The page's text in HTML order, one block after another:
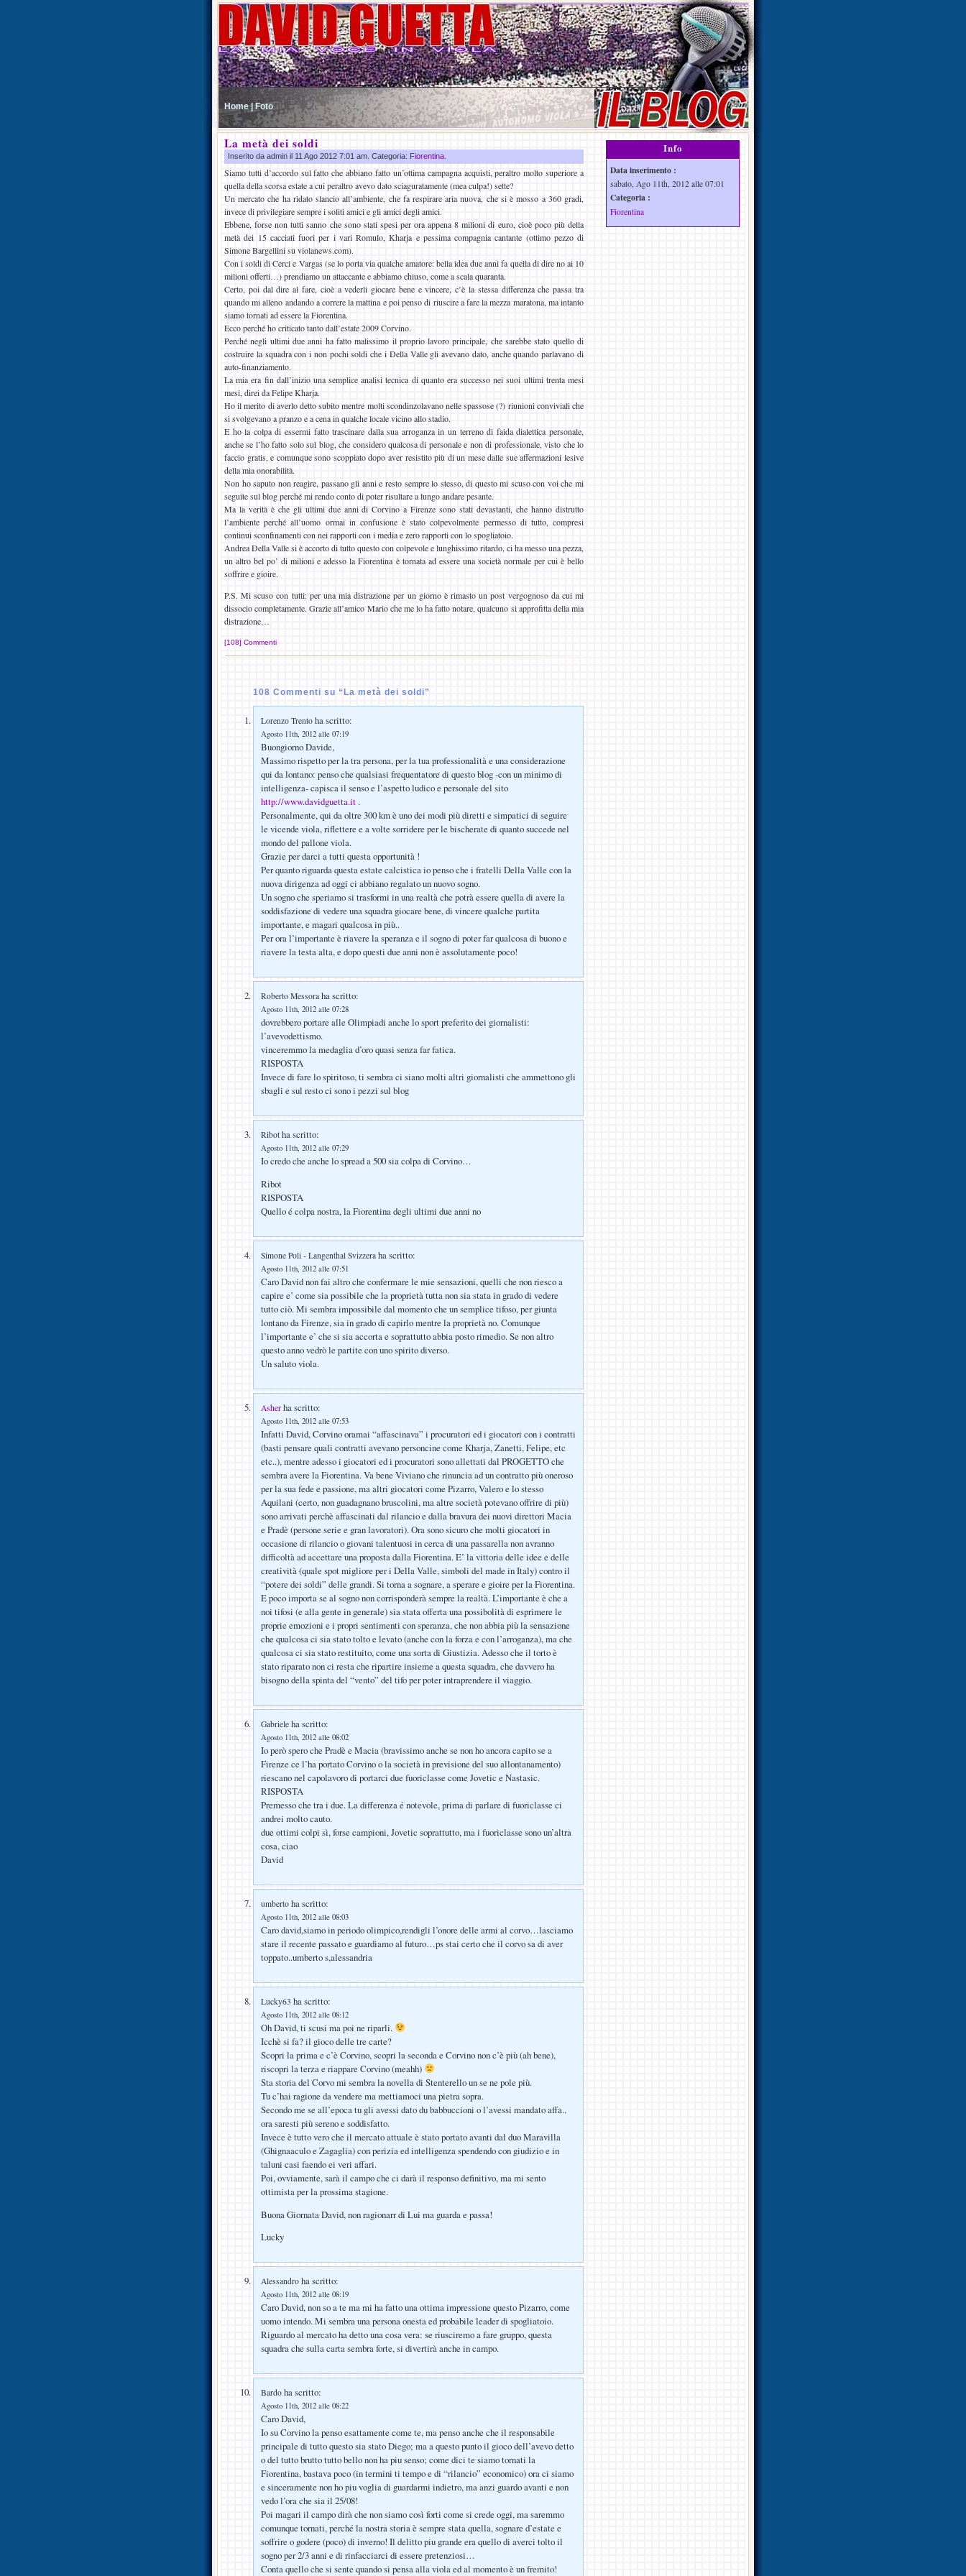
Home | Foto
La metà dei soldi
Inserito da admin il 11 Ago 2012 7:01 am. Categoria: Fiorentina
Siamo tutti d’accordo sul fatto che abbiano fatto un’ottima campagna acquisti, peraltro molto superiore a
quella della scorsa estate a cui peraltro avevo dato sciaguratamente (mea culpa!) sette?
Un mercato che ha ridato slancio all’ambiente, che fa respirare aria nuova, che si è mosso a 360 gradi,
invece di privilegiare sempre i soliti amici e gli amici degli amici.
Ebbene, forse non tutti sanno che sono stati spesi per ora appena 8 milioni di euro, cioè poco più della
metà dei 15 cacciati fuori per i vari Romulo, Kharja e pessima compagnia cantante (ottimo pezzo di
Simone Bargellini su violanews.com).
Con i soldi di Cerci e Vargas (se lo porta via qualche amatore: bella idea due anni fa quella di dire no ai 10
milioni offerti…) prendiamo un attaccante e abbiamo chiuso, come a scala quaranta.
Certo, poi dal dire al fare, cioè a vederli giocare bene e vincere, c’è la stessa differenza che passa tra
quando mi alleno andando a correre la mattina e poi penso di riuscire a fare la mezza maratona, ma intanto
siamo tornati ad essere la Fiorentina.
Ecco perché ho criticato tanto dall’estate 2009 Corvino.
Perché negli ultimi due anni ha fatto malissimo il proprio lavoro principale, che sarebbe stato quello di
costruire la squadra con i non pochi soldi che i Della Valle gli avevano dato, anche quando parlavano di
auto-finanziamento.
La mia era fin dall’inizio una semplice analisi tecnica di quanto era successo nei suoi ultimi trenta mesi
mesi, direi da Felipe Kharja.
Ho il merito di averlo detto subito mentre molti scondinzolavano nelle spassose (?) riunioni conviviali che
si svolgevano a pranzo e a cena in qualche locale vicino allo stadio.
E ho la colpa di essermi fatto trascinare dalla sua arroganza in un terreno di faida dialettica personale,
anche se l’ho fatto solo sul blog, che considero qualcosa di personale e non di professionale, visto che lo
faccio gratis, e comunque sono scoppiato dopo aver resistito più di un mese dalle sue affermazioni lesive
della mia onorabilità.
Non ho saputo non reagire, passano gli anni e resto sempre lo stesso, di questo mi scuso con voi che mi
seguite sul blog perché mi rendo conto di poter risultare a lungo andare pesante.
Ma la verità è che gli ultimi due anni di Corvino a Firenze sono stati devastanti, che hanno distrutto
l’ambiente perché all’uomo ormai in confusione è stato colpevolmente permesso di tutto, compresi
continui sconfinamenti con nei rapporti con i media e zero rapporti con lo spogliatoio.
Andrea Della Valle si è accorto di tutto questo con colpevole e lunghissimo ritardo, ci ha messo una pezza,
un altro bel po’ di milioni e adesso la Fiorentina è tornata ad essere una società normale per cui è bello
soffrire e gioire.
P.S. Mi scuso con tutti: per una mia distrazione per un giorno è rimasto un post vergognoso da cui mi
dissocio completamente. Grazie all’amico Mario che me lo ha fatto notare, qualcuno si approfitta della mia
distrazione…
[108] Commenti
108 Commenti su “La metà dei soldi”
Lorenzo Trento ha scritto:
Agosto 11th, 2012 alle 07:19
Buongiorno Davide,
Massimo rispetto per la tra persona, per la tua professionalità e una considerazione
qui da lontano: penso che qualsiasi frequentatore di questo blog -con un minimo di
intelligenza- capisca il senso e l’aspetto ludico e personale del sito
http://www.davidguetta.it .
Personalmente, qui da oltre 300 km è uno dei modi più diretti e simpatici di seguire
le vicende viola, riflettere e a volte sorridere per le bischerate di quanto succede nel
mondo del pallone viola.
Grazie per darci a tutti questa opportunità !
Per quanto riguarda questa estate calcistica io penso che i fratelli Della Valle con la
nuova dirigenza ad oggi ci abbiano regalato un nuovo sogno.
Un sogno che speriamo si trasformi in una realtà che potrà essere quella di avere la
soddisfazione di vedere una squadra giocare bene, di vincere qualche partita
importante, e magari qualcosa in più..
Per ora l’importante è riavere la speranza e il sogno di poter far qualcosa di buono e
riavere la testa alta, e dopo questi due anni non è assolutamente poco!
Roberto Messora ha scritto:
Agosto 11th, 2012 alle 07:28
dovrebbero portare alle Olimpiadi anche lo sport preferito dei giornalisti:
l’avevodettismo.
vinceremmo la medaglia d’oro quasi senza far fatica.
RISPOSTA
Invece di fare lo spiritoso, ti sembra ci siano molti altri giornalisti che ammettono gli
sbagli e sul resto ci sono i pezzi sul blog
Ribot ha scritto:
Agosto 11th, 2012 alle 07:29
Io credo che anche lo spread a 500 sia colpa di Corvino…
Ribot
RISPOSTA
Quello é colpa nostra, la Fiorentina degli ultimi due anni no
Simone Poli - Langenthal Svizzera ha scritto:
Agosto 11th, 2012 alle 07:51
Caro David non fai altro che confermare le mie sensazioni, quelli che non riesco a
capire e’ come sia possibile che la proprietà tutta non sia stata in grado di vedere
tutto ciò. Mi sembra impossibile dal momento che un semplice tifoso, per giunta
lontano da Firenze, sia in grado di capirlo mentre la proprietà no. Comunque
l’importante e’ che si sia accorta e soprattutto abbia posto rimedio. Se non altro
questo anno vedrò le partite con uno spirito diverso.
Un saluto viola.
Asher ha scritto:
Agosto 11th, 2012 alle 07:53
Infatti David, Corvino oramai “affascinava” i procuratori ed i giocatori con i contratti
(basti pensare quali contratti avevano personcine come Kharja, Zanetti, Felipe, etc
etc..), mentre adesso i giocatori ed i procuratori sono allettati dal PROGETTO che
sembra avere la Fiorentina. Va bene Viviano che rinuncia ad un contratto più oneroso
per la sua fede e passione, ma altri giocatori come Pizarro, Valero e lo stesso
Aquilani (certo, non guadagnano bruscolini, ma altre società potevano offrire di più)
sono arrivati perchè affascinati dal rilancio e dalla bravura dei nuovi direttori Macia
e Pradè (persone serie e gran lavoratori). Ora sono sicuro che molti giocatori in
occasione di rilancio o giovani talentuosi in cerca di una passarella non avranno
difficoltà ad accettare una proposta dalla Fiorentina. E’ la vittoria delle idee e delle
creatività (quale spot migliore per i Della Valle, simboli del made in Italy) contro il
“potere dei soldi” delle grandi. Si torna a sognare, a sperare e gioire per la Fiorentina.
E poco importa se al sogno non corrisponderà sempre la realtà. L’importante è che a
noi tifosi (e alla gente in generale) sia stata offerta una possibolità di esprimere le
proprie emozioni e i propri sentimenti con speranza, che non abbia più la sensazione
che qualcosa ci sia stato tolto e levato (anche con la forza e con l’arroganza), ma che
qualcosa ci sia stato restituito, come una sorta di Giustizia. Adesso che il torto è
stato riparato non ci resta che ripartire insieme a questa squadra, che davvero ha
bisogno della spinta del “vento” del tifo per poter intraprendere il viaggio.
Gabriele ha scritto:
Agosto 11th, 2012 alle 08:02
Io però spero che Pradè e Macia (bravissimo anche se non ho ancora capito se a
Firenze ce l’ha portato Corvino o la società in previsione del suo allontanamento)
riescano nel capolavoro di portarci due fuoriclasse come Jovetic e Nastasic.
RISPOSTA
Premesso che tra i due. La differenza é notevole, prima di parlare di fuoriclasse ci
andrei molto cauto.
due ottimi colpi sì, forse campioni, Jovetic soprattutto, ma i fuoriclasse sono un’altra
cosa, ciao
David
umberto ha scritto:
Agosto 11th, 2012 alle 08:03
Caro david,siamo in periodo olimpico,rendigli l’onore delle armi al corvo…lasciamo
stare il recente passato e guardiamo al futuro…ps stai certo che il corvo sa di aver
toppato..umberto s,alessandria
Lucky63 ha scritto:
Agosto 11th, 2012 alle 08:12
Oh David, ti scusi ma poi ne riparli.
Icchè si fa? il gioco delle tre carte?
Scopri la prima e c’è Corvino, scopri la seconda e Corvino non c’è più (ah bene),
riscopri la terza e riappare Corvino (meahh)
Sta storia del Corvo mi sembra la novella di Stenterello un se ne pole più.
Tu c’hai ragione da vendere ma mettiamoci una pietra sopra.
Secondo me se all’epoca tu gli avessi dato du babbuccioni o l’avessi mandato affa..
ora saresti più sereno e soddisfatto.
Invece è tutto vero che il mercato attuale è stato portato avanti dal duo Maravilla
(Ghignaaculo e Zagaglia) con perizia ed intelligenza spendendo con giudizio e in
taluni casi faendo ei veri affari.
Poi, ovviamente, sarà il campo che ci darà il responso definitivo, ma mi sento
ottimista per la prossima stagione.
Buona Giornata David, non ragionarr di Lui ma guarda e passa!
Lucky
Alessandro ha scritto:
Agosto 11th, 2012 alle 08:19
Caro David, non so a te ma mi ha fatto una ottima impressione questo Pizarro, come
uomo intendo. Mi sembra una persona onesta ed probabile leader di spogliatoio.
Riguardo al mercato ha detto una cosa vera: se riusciremo a fare gruppo, questa
squadra che sulla carta sembra forte, si divertirà anche in campo.
Bardo ha scritto:
Agosto 11th, 2012 alle 08:22
Caro David,
Io su Corvino la penso esattamente come te, ma penso anche che il responsabile
principale di tutto questo sia stato Diego; ma a questo punto il gioco dell’avevo detto
o del tutto brutto tutto bello non ha piu senso; come dici te siamo tornati la
Fiorentina, bastava poco (in termini ti tempo e di “rilancio” economico) ora ci siamo
e sinceramente non ho piu voglia di guardarmi indietro, ma anzi guardo avanti e non
vedo l’ora che sia il 25/08!
Poi magari il campo dirà che non siamo così forti come si crede oggi, ma saremmo
comunque tornati, perché la nostra storia è sempre stata quella, sognare d’estate e
soffrire o godere (poco) di inverno! Il delitto piu grande era quello di averci tolto il
sogno per 2/3 anni e di rinfacciarci di essere pretenziosi…
Conta quello che si sente quando si pensa alla viola ed al momento è un fremito!
Info
Data inserimento :
sabato, Ago 11th, 2012 alle 07:01
Categoria :
Fiorentina